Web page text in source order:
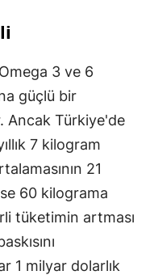
3 ve 6
güçlü bir
Ancak Türkiye'de
7 kilogram
21
60 kilograma
tüketimin artması
1 milyar dolarlık